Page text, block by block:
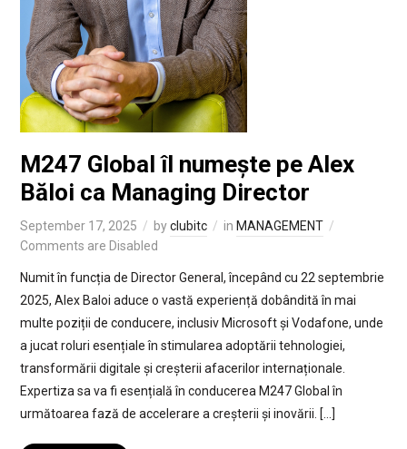
M247 Global îl numește pe Alex
Băloi ca Managing Director
September 17, 2025 byclubitc in MANAGEMENT
Comments are Disabled
Numit în funcția de Director General, începând cu 22 septembrie
2025, Alex Baloi aduce o vastă experiență dobândită în mai
multe poziții de conducere, inclusiv Microsoft și Vodafone, unde
a jucat roluri esențiale în stimularea adoptării tehnologiei,
transformării digitale și creșterii afacerilor internaționale.
Expertiza sa va fi esențială în conducerea M247 Global în
următoarea fază de accelerare a creșterii și inovării. […]